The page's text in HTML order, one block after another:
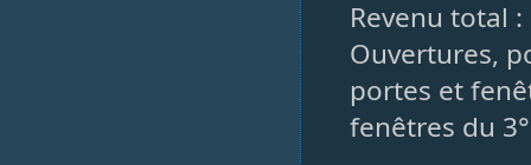
Revenu total
Ouvertures,
portes et
fenêtres du